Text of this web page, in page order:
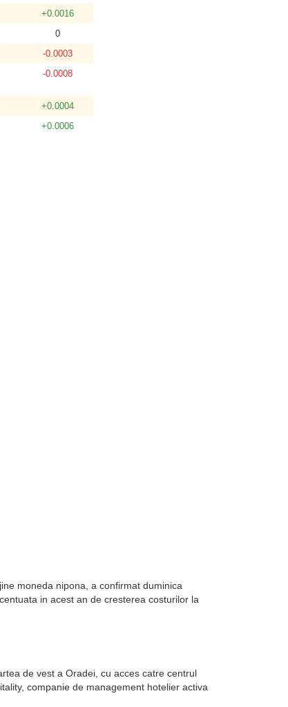
+0.0016
0
-0.0003
-0.0008
+0.0004
+0.0006
moneda nipona, a confirmat duminica
in acest an de cresterea costurilor la
de vest a Oradei, cu acces catre centrul
companie de management hotelier activa